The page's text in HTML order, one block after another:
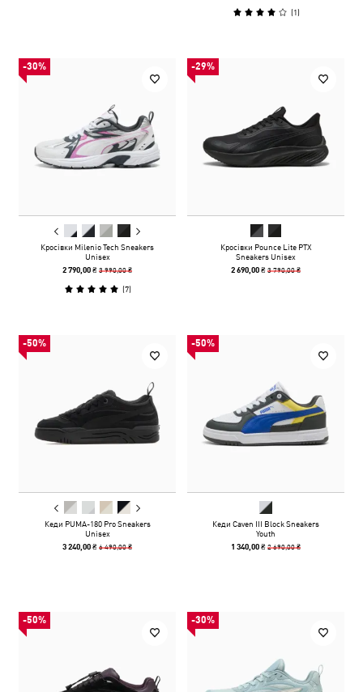
(1)
-30%
Кросівки Milenio Tech Sneakers
Unisex
2 790,00 ₴3 990,00 ₴
(7)
-29%
Кросівки Pounce Lite PTX
Sneakers Unisex
2 690,00 ₴3 790,00 ₴
-50%
Кеди PUMA-180 Pro Sneakers
Unisex
3 240,00 ₴6 490,00 ₴
-50%
Кеди Caven III Block Sneakers
Youth
1 340,00 ₴2 690,00 ₴
-50% -30%